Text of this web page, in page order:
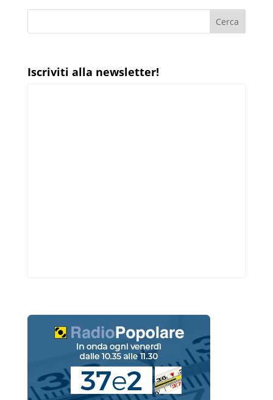
Iscriviti alla newsletter!